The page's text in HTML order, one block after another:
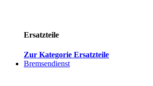
Ersatzteile
Zur Kategorie Ersatzteile
Bremsendienst